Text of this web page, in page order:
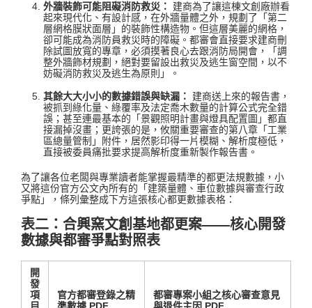
外牆裝飾可能阻礙消防救災：
建商為了讓這棟文創廠辦看
起來現代化、有設計感，在外牆量體之外，規劃了「第二
層網格膜狀面層」的裝飾性構造物 。但這層美麗的網格，
卻可能成為消防員救災時的障礙。都審會直接要求建商刪
除試圖放寬的專章，必須摸著良心去跟消防局開會，「調
整外牆飾材規劃，絕對要留設出救災及逃生窗空間，以不
妨礙消防救災及逃生為原則」
。
其餘大大小小的數據錯誤與缺漏：
建商送上來的報告書，
被抓到綠化量、綠覆率及法定喬木數量的計算公式完全錯
誤 ；甚至連最基本的「景觀照明計畫與燈具配置圖」都直
接漏掉沒畫 ；更誇張的是，攸關重要審查的第八章「工業
區總量管制」附件，居然影印得一片模糊、解析度極低，
直接被委員痛批要求提高解析度重新製作報告書 。
為了讓各位老闆與專業讀者能掌握最精準的都更法規數據，小
又將這份官方公文內所有的「建築量體、車位數據與審查行政
爭點」，條列彙整成下方這張核心都更數據表格：
表二：合興窯文創基地都更案——核心開發
數據與都審爭點對照表
開
發
項
官方都審登錄之精
都審專案小組之核心審查意見